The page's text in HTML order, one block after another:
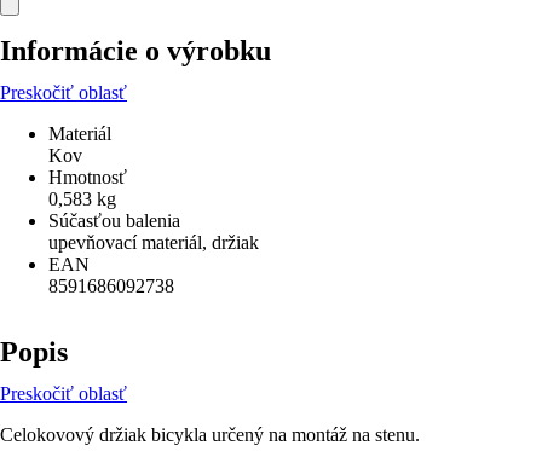
Informácie o výrobku
Preskočiť oblasť
Materiál
Kov
Hmotnosť
0,583 kg
Súčasťou balenia
upevňovací materiál, držiak
EAN
8591686092738
Popis
Preskočiť oblasť
Celokovový držiak bicykla určený na montáž na stenu.